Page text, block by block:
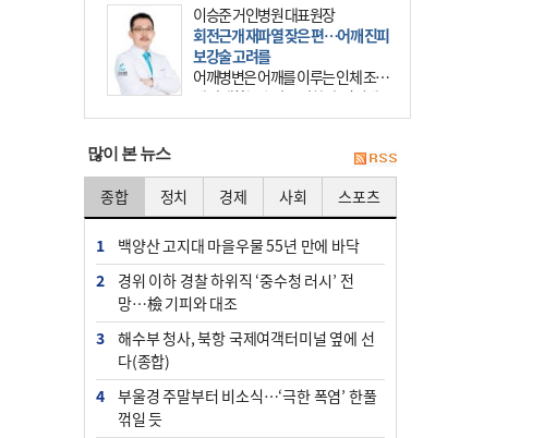
이승준 거인병원 대표원장
회전근개 재파열 잦은 편…어깨 진피
보강술 고려를
어깨병변은 어깨를 이루는 인체 조직
에 발생하는 손상을 말한다. 여기에
는 오십견과 회전근개 증후군, 어깨
많이 본 뉴스
종합 정치 경제 사회 스포츠
1
백양산 고지대 마을우물 55년 만에 바닥
2
경위 이하 경찰 하위직 ‘중수청 러시’ 전
망…檢 기피와 대조
3
해수부 청사, 북항 국제여객터미널 옆에 선
다(종합)
4
부울경 주말부터 비소식…‘극한 폭염’ 한풀
꺾일 듯